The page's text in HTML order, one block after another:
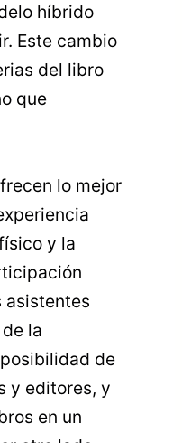
híbrido
Este cambio
del libro
que
lo mejor
y la
asistentes
la
de
y editores, y
en un